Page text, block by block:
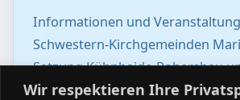
Wir respektieren Ihre
Informationen und
Schwestern-Kirchgemeinden
Satzung,Kühnhaide-Pobershau
Lauterbach August/September